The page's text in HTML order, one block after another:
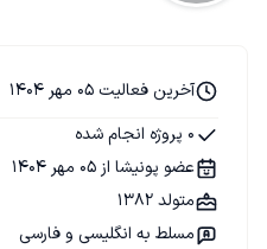
آخرین فعالیت 05 مهر 1404
0 پروژه انجام شده
عضو پونیشا از 05 مهر 1404
متولد 1382
مسلط به انگلیسی و فارسی